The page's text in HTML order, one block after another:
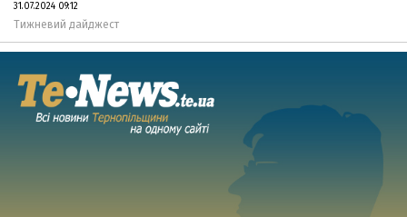
31.07.2024 09:12
Тижневий дайджест